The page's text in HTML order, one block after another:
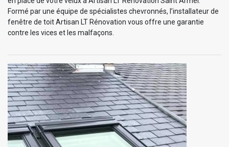
Formé par une équipe de spécialistes chevronnés, l’installateur de
fenêtre de toit Artisan LT Rénovation vous offre une garantie
contre les vices et les malfaçons.